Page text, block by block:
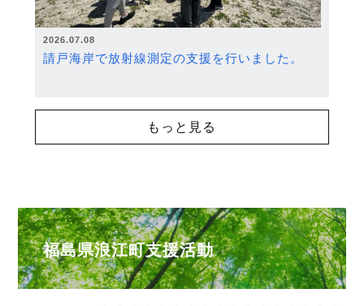
2026.07.08
請戸海岸で放射線測定の支援を行いました。
もっと見る
福島県浪江町支援活動